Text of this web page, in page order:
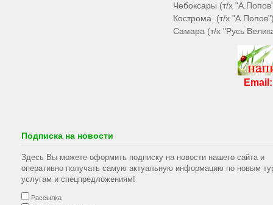
Чебоксары (т/х
Кострома (т/х
Самара (т/х "Русь
Подписка на новости
Здесь Вы можете оформить подписку на новости нашего сайта и
оперативно получать самую актуальную информацию по новым
услугам и спецпредложениям!
Рассылка